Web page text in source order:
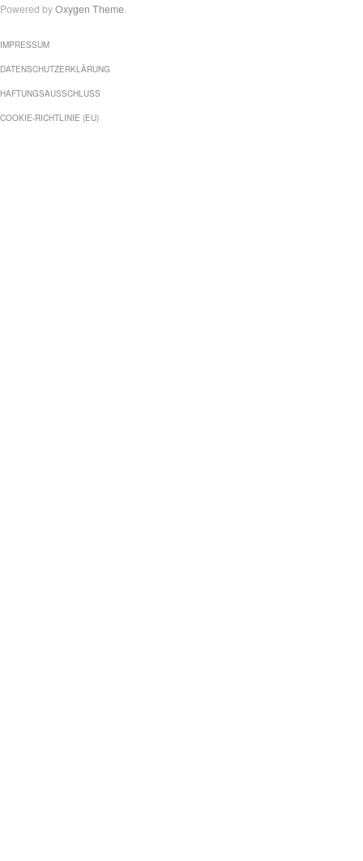
Powered byOxygen Theme.
IMPRESSUM
DATENSCHUTZERKLÄRUNG
HAFTUNGSAUSSCHLUSS
COOKIE-RICHTLINIE (EU)